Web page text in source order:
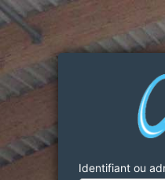
Identifiant ou